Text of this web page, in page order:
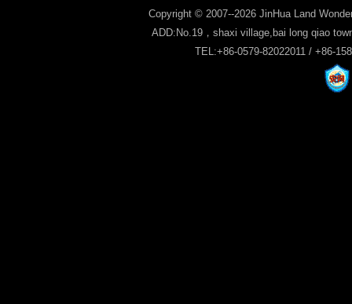
Copyright © 2007--2026 JinHua Land
ADD:No.19，shaxi village,bai long qiao
TEL:+86-0579-82022011 / +86-